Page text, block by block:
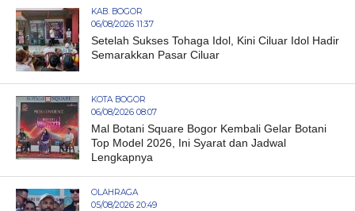
KAB. BOGOR
06/08/2026 11:37
Setelah Sukses Tohaga Idol, Kini Ciluar Idol Hadir
Semarakkan Pasar Ciluar
KOTA BOGOR
06/08/2026 08:07
Mal Botani Square Bogor Kembali Gelar Botani
Top Model 2026, Ini Syarat dan Jadwal
Lengkapnya
OLAHRAGA
05/08/2026 20:49